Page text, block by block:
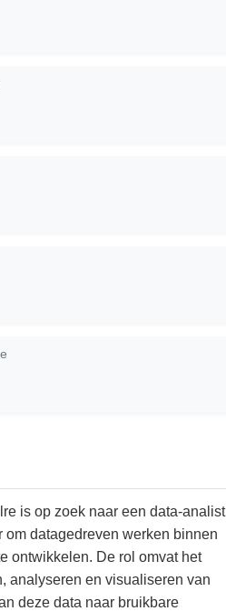
is op zoek naar een data-analist
om datagedreven werken binnen
ontwikkelen. De rol omvat het
analyseren en visualiseren van
deze data naar bruikbare